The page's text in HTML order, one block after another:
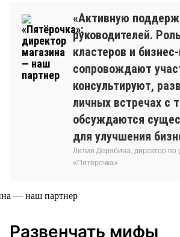
«Активную
руководителей.
кластеров и
сопровождают
консультируют,
личных встречах с
обсуждаются
для улучшения
Лилия Дерябина, директор по
«Пятёрочка»
Развенчать мифы